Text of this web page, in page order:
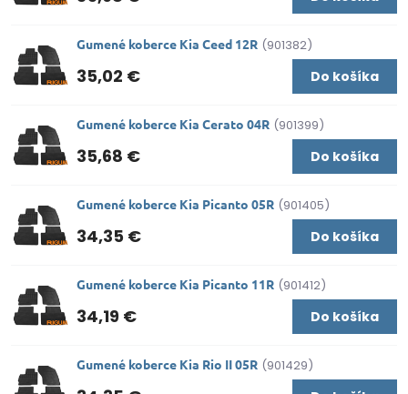
Gumené koberce Kia Ceed 12R (901382)
35,02 € Do košíka
Gumené koberce Kia Cerato 04R (901399)
35,68 € Do košíka
Gumené koberce Kia Picanto 05R (901405)
34,35 € Do košíka
Gumené koberce Kia Picanto 11R (901412)
34,19 € Do košíka
Gumené koberce Kia Rio II 05R (901429)